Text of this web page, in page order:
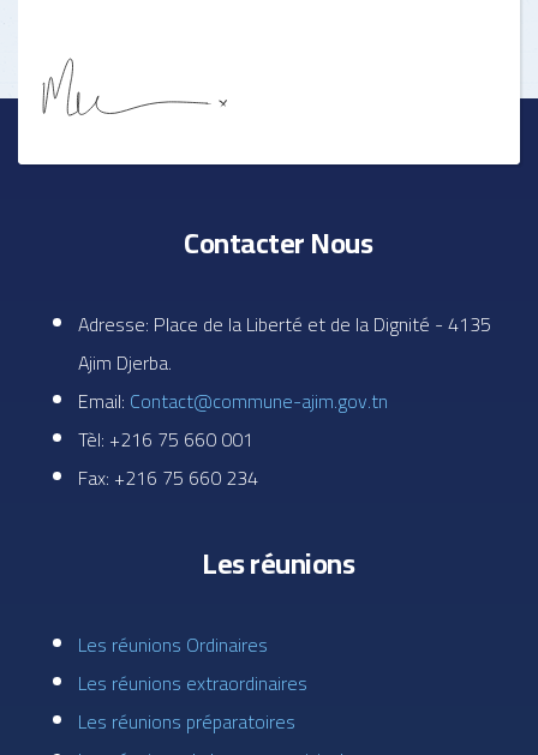
Contacter Nous
Adresse: Place de la Liberté et de la Dignité - 4135
Ajim Djerba.
Email: Contact@commune-ajim.gov.tn
Tèl: +216 75 660 001
Fax: +216 75 660 234
Les réunions
Les réunions Ordinaires
Les réunions extraordinaires
Les réunions préparatoires